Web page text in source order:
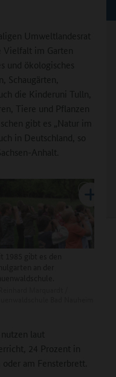
Umweltlandesrat
Vielfalt im Garten
ökologisches
Schaugärten,
die Kinderuni Tulln,
Tiere und Pflanzen
gibt es „Natur im
in Deutschland, so
Anhalt.
laut
24 Prozent in
am Fensterbrett.